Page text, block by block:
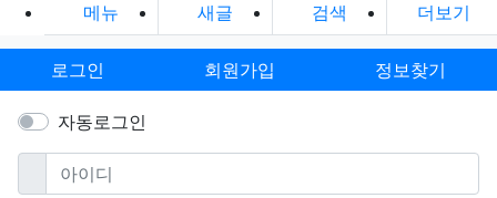
메뉴 새글 검색 더보기
로그인 회원가입 정보찾기
자동로그인
아이디필수